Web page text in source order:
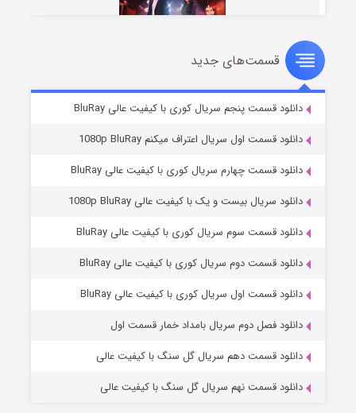
سریال زشت
قسمت۵ (زیرنویس) منتشر شد
وستی ها
قسمت۱ (زیرنویس) منتشر شد
قسمت‌های جدید
دانلود قسمت پنجم سریال کوری با کیفیت عالی BluRay
دانلود قسمت اول سریال اعتراف میکنم 1080p BluRay
دانلود قسمت چهارم سریال کوری با کیفیت عالی BluRay
دانلود سریال بیست و یک با کیفیت عالی 1080p BluRay
دانلود قسمت سوم سریال کوری با کیفیت عالی BluRay
دانلود قسمت دوم سریال کوری با کیفیت عالی BluRay
دانلود قسمت اول سریال کوری با کیفیت عالی BluRay
دانلود فصل دوم سریال بامداد خمار قسمت اول
دانلود قسمت دهم سریال گل سنگ با کیفیت عالی
دانلود قسمت نهم سریال گل سنگ با کیفیت عالی